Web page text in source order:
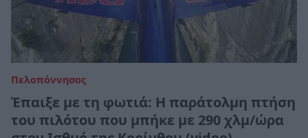
Πελοπόννησος
Έπαιξε με τη φωτιά: Η παράτολμη πτήση
του πιλότου που μπήκε με 290 χλμ/ώρα